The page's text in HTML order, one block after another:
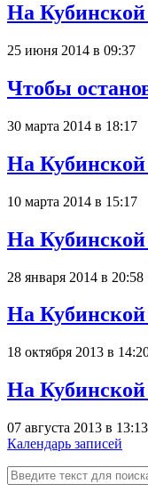
На Кубинской
25 июня 2014 в 09:37
Чтобы
30 марта 2014 в 18:17
На Кубинской
10 марта 2014 в 15:17
На Кубинской
28 января 2014 в 20:58
На Кубинской
18 октября 2013 в
На Кубинской
07 августа 2013 в 13:13
Календарь записей